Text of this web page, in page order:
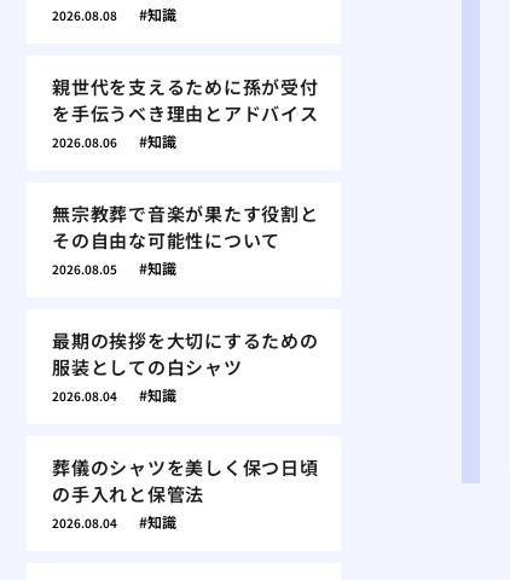
2026.08.08 知識
親世代を支えるために孫が受付
を手伝うべき理由とアドバイス
2026.08.06 知識
無宗教葬で音楽が果たす役割と
その自由な可能性について
2026.08.05 知識
最期の挨拶を大切にするための
服装としての白シャツ
2026.08.04 知識
葬儀のシャツを美しく保つ日頃
の手入れと保管法
2026.08.04 知識